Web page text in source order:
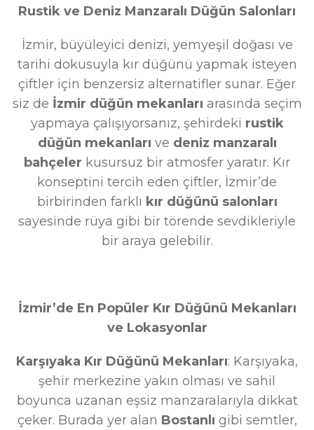
Rustik ve Deniz Manzaralı Düğün Salonları
İzmir, büyüleyici denizi, yemyeşil doğası ve
tarihi dokusuyla kır düğünü yapmak isteyen
çiftler için benzersiz alternatifler sunar. Eğer
siz de İzmir düğün mekanları arasında seçim
yapmaya çalışıyorsanız, şehirdeki rustik
düğün mekanları ve deniz manzaralı
bahçeler kusursuz bir atmosfer yaratır. Kır
konseptini tercih eden çiftler, İzmir’de
birbirinden farklı kır düğünü salonları
sayesinde rüya gibi bir törende sevdikleriyle
bir araya gelebilir.
İzmir’de En Popüler Kır Düğünü Mekanları
ve Lokasyonlar
Karşıyaka Kır Düğünü Mekanları: Karşıyaka,
şehir merkezine yakın olması ve sahil
boyunca uzanan eşsiz manzaralarıyla dikkat
çeker. Burada yer alan Bostanlı gibi semtler,